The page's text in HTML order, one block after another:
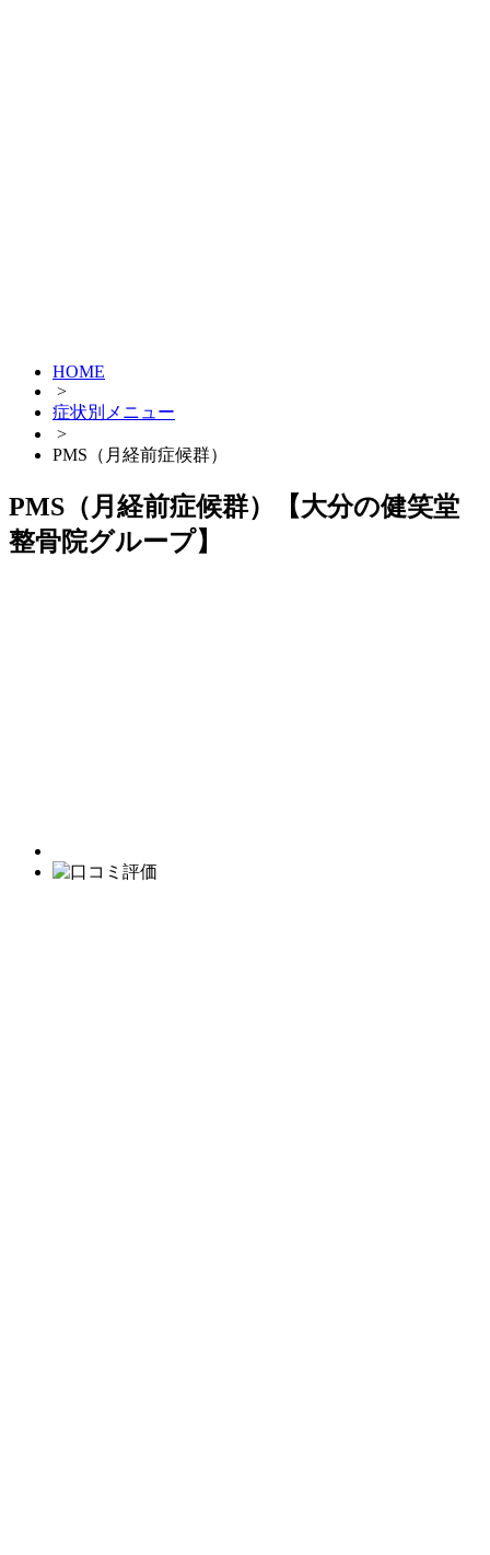
HOME
>
症状別メニュー
>
PMS（月経前症候群）
PMS（月経前症候群）【大分の健笑堂
整骨院グループ】